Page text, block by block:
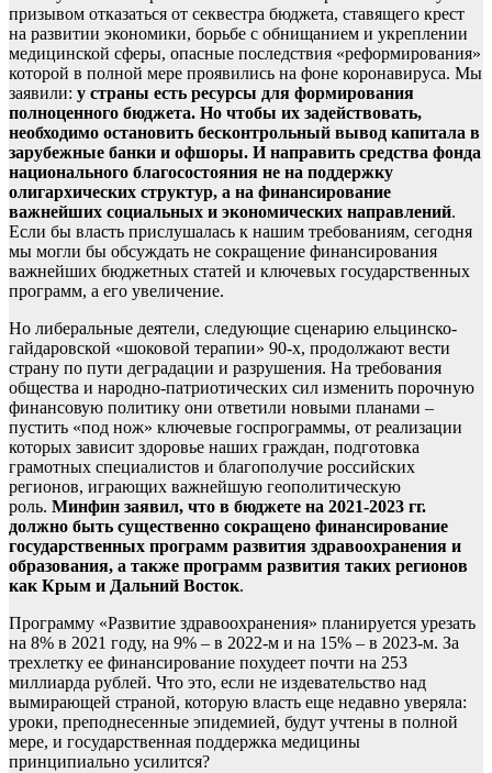
призывом отказаться от секвестра бюджета, ставящего крест
на развитии экономики, борьбе с обнищанием и укреплении
медицинской сферы, опасные последствия «реформирования»
которой в полной мере проявились на фоне коронавируса. Мы
заявили: у страны есть ресурсы для формирования
полноценного бюджета. Но чтобы их задействовать,
необходимо остановить бесконтрольный вывод капитала в
зарубежные банки и офшоры. И направить средства фонда
национального благосостояния не на поддержку
олигархических структур, а на финансирование
важнейших социальных и экономических направлений.
Если бы власть прислушалась к нашим требованиям, сегодня
мы могли бы обсуждать не сокращение финансирования
важнейших бюджетных статей и ключевых государственных
программ, а его увеличение.
Но либеральные деятели, следующие сценарию ельцинско-
гайдаровской «шоковой терапии» 90-х, продолжают вести
страну по пути деградации и разрушения. На требования
общества и народно-патриотических сил изменить порочную
финансовую политику они ответили новыми планами –
пустить «под нож» ключевые госпрограммы, от реализации
которых зависит здоровье наших граждан, подготовка
грамотных специалистов и благополучие российских
регионов, играющих важнейшую геополитическую
роль. Минфин заявил, что в бюджете на 2021-2023 гг.
должно быть существенно сокращено финансирование
государственных программ развития здравоохранения и
образования, а также программ развития таких регионов
как Крым и Дальний Восток.
Программу «Развитие здравоохранения» планируется урезать
на 8% в 2021 году, на 9% – в 2022-м и на 15% – в 2023-м. За
трехлетку ее финансирование похудеет почти на 253
миллиарда рублей. Что это, если не издевательство над
вымирающей страной, которую власть еще недавно уверяла:
уроки, преподнесенные эпидемией, будут учтены в полной
мере, и государственная поддержка медицины
принципиально усилится?